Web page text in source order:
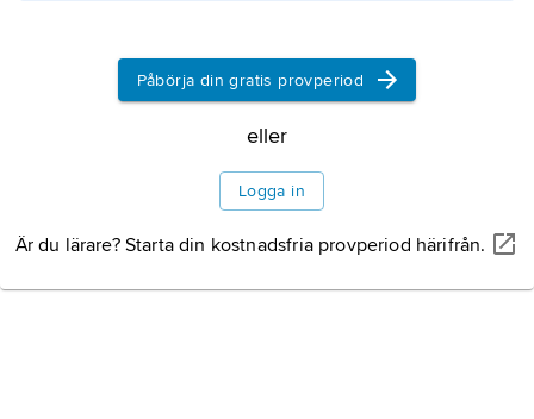
Påbörja din gratis provperiod
eller
Logga in
Är du lärare? Starta din kostnadsfria provperiod härifrån.